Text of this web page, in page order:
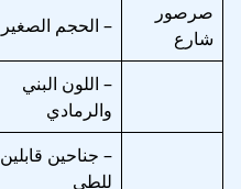
صرصور
شارع
– الحجم الصغير
– اللون البني
والرمادي
– جناحين قابلين
للطي